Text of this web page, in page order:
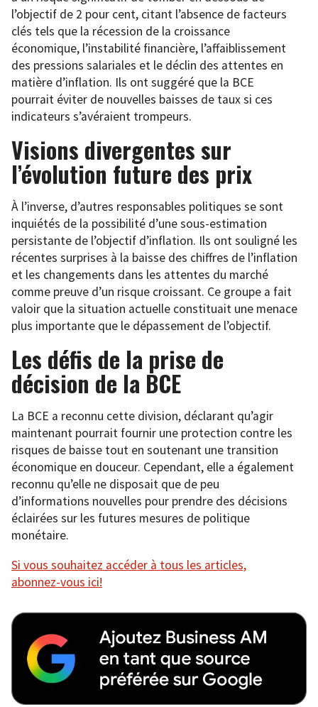
l’objectif de 2 pour cent, citant l’absence de facteurs
clés tels que la récession de la croissance
économique, l’instabilité financière, l’affaiblissement
des pressions salariales et le déclin des attentes en
matière d’inflation. Ils ont suggéré que la BCE
pourrait éviter de nouvelles baisses de taux si ces
indicateurs s’avéraient trompeurs.
Visions divergentes sur
l’évolution future des prix
À l’inverse, d’autres responsables politiques se sont
inquiétés de la possibilité d’une sous-estimation
persistante de l’objectif d’inflation. Ils ont souligné les
récentes surprises à la baisse des chiffres de l’inflation
et les changements dans les attentes du marché
comme preuve d’un risque croissant. Ce groupe a fait
valoir que la situation actuelle constituait une menace
plus importante que le dépassement de l’objectif.
Les défis de la prise de
décision de la BCE
La BCE a reconnu cette division, déclarant qu’agir
maintenant pourrait fournir une protection contre les
risques de baisse tout en soutenant une transition
économique en douceur. Cependant, elle a également
reconnu qu’elle ne disposait que de peu
d’informations nouvelles pour prendre des décisions
éclairées sur les futures mesures de politique
monétaire.
Si vous souhaitez accéder à tous les articles,
abonnez-vous ici!